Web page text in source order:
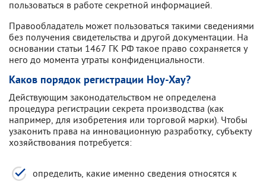
пользоваться в работе секретной информацией.
Правообладатель может пользоваться такими сведениями
без получения свидетельства и другой документации. На
основании статьи 1467 ГК РФ такое право сохраняется у
него до момента утраты конфиденциальности.
Каков порядок регистрации Ноу-Хау?
Действующим законодательством не определена
процедура регистрации секрета производства (как
например, для изобретения или торговой марки). Чтобы
узаконить права на инновационную разработку, субъекту
хозяйствования потребуется:
определить, какие именно сведения относятся к